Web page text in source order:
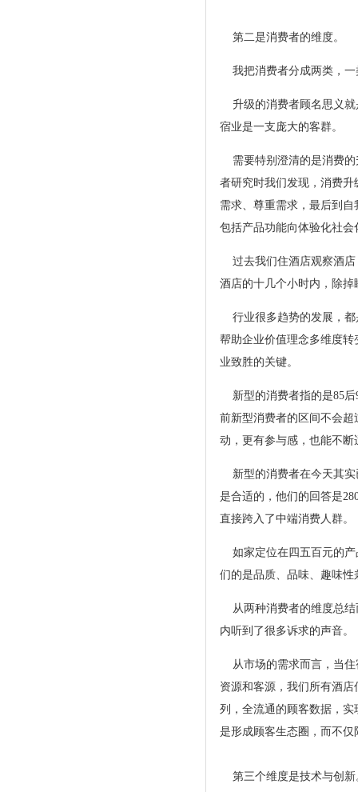
第二是消费者的维度。
我把消费者分成两类，一
升级的消费者顾名思义就
宿业是一支庞大的客
需要特别澄清的是消费的
者研究时我们发现，消费
需求、尊重需求，最后到
包括产品功能向体验化
过去我们住酒店观察酒店
酒店的十几个小时内，除
行业很多趋势的发展，都
帮助企业价值理念多维度
业致胜的关键。
新型的消费者指的是85后
前新型消费者的区间不会
动，更有参与感，也能
新型的消费者在今天其实
是合适的，他们的回答是
直接跨入了中端消费人群。
如家定位在四五百元的产
们的是品质、品味、趣味性
从两种消费者的维度总结
内听到了很多诉求的
从市场的需求而言，当住
资源和客源，我们所有酒
列，全流通的顾客数据，
是形成顾客生态圈，而不
第三个维度是技术与创新